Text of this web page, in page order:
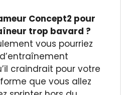
Concept2 pour
trop bavard ?
vous pourriez
craindrait pour votre
que vous allez